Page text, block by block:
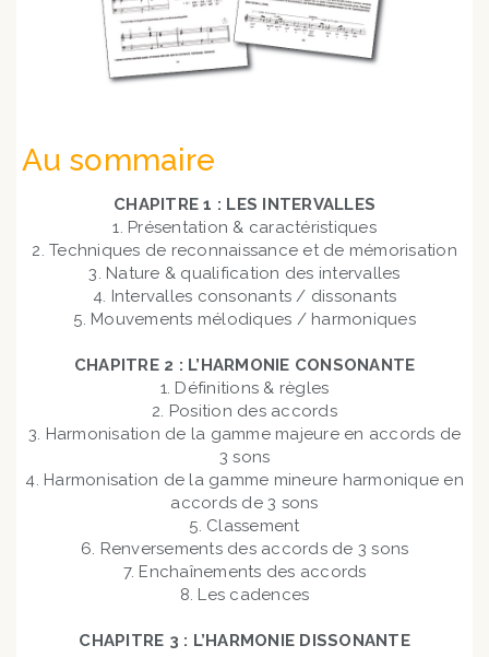
Au sommaire
CHAPITRE 1 : LES INTERVALLES
1. Présentation & caractéristiques
2. Techniques de reconnaissance et de mémorisation
3. Nature & qualification des intervalles
4. Intervalles consonants / dissonants
5. Mouvements mélodiques / harmoniques
CHAPITRE 2 : L’HARMONIE CONSONANTE
1. Définitions & règles
2. Position des accords
3. Harmonisation de la gamme majeure en accords de
3 sons
4. Harmonisation de la gamme mineure harmonique en
accords de 3 sons
5. Classement
6. Renversements des accords de 3 sons
7. Enchaînements des accords
8. Les cadences
CHAPITRE 3 : L’HARMONIE DISSONANTE